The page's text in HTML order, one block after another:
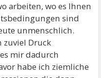
arbeiten, wo es Ihnen
sind
unmenschlich.
zuviel Druck
mir dadurch
habe ich ziemliche